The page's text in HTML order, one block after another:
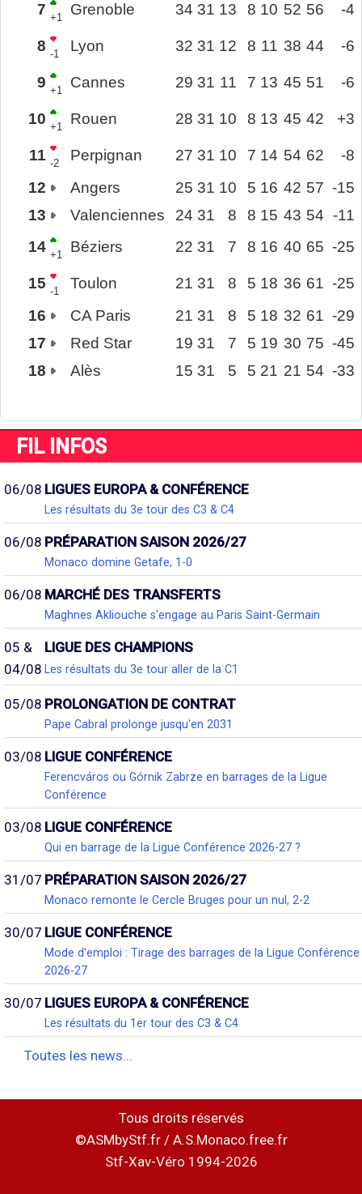
7 +1 Grenoble 34 31 13 8 10 52 56 -4
8 -1 Lyon 32 31 12 8 11 38 44 -6
9 +1 Cannes 29 31 11 7 13 45 51 -6
10 +1 Rouen 28 31 10 8 13 45 42 +3
11 -2 Perpignan 27 31 10 7 14 54 62
-8
12
Angers 25 31 10 5 16 42 57 -15
13
Valenciennes 24 31 8 8 15 43 54 -11
14 +1 Béziers 22 31 7 8 16 40 65 -25
15 -1 Toulon 21 31 8 5 18 36 61 -25
16
CA Paris 21 31 8 5 18 32 61 -29
17
Red Star 19 31 7 5 19 30 75 -45
18
Alès 15 31 5 5 21 21 54 -33
FIL INFOS
06/08 LIGUES EUROPA & CONFÉRENCE
Les résultats du 3e tour des C3 & C4
06/08 PRÉPARATION SAISON 2026/27
Monaco domine Getafe, 1-0
06/08 MARCHÉ DES TRANSFERTS
Maghnes Akliouche s'engage au Paris Saint-Germain
05 &
04/08
LIGUE DES CHAMPIONS
Les résultats du 3e tour aller de la C1
05/08 PROLONGATION DE CONTRAT
Pape Cabral prolonge jusqu'en 2031
03/08 LIGUE CONFÉRENCE
Ferencváros ou Górnik Zabrze en barrages de la Ligue
Conférence
03/08 LIGUE CONFÉRENCE
Qui en barrage de la Ligue Conférence 2026-27 ?
31/07 PRÉPARATION SAISON 2026/27
Monaco remonte le Cercle Bruges pour un nul, 2-2
30/07 LIGUE CONFÉRENCE
Mode d'emploi : Tirage des barrages de la Ligue Conférence
2026-27
30/07 LIGUES EUROPA & CONFÉRENCE
Les résultats du 1er tour des C3 & C4
Toutes les news...
Tous droits réservés
©ASMbyStf.fr / A.S.Monaco.free.fr
Stf-Xav-Véro 1994-2026